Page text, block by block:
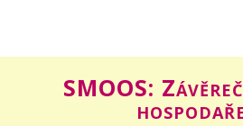
SMOOS: